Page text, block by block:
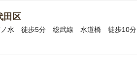
田区
水 徒歩5分 総武線 水道橋 徒歩10分